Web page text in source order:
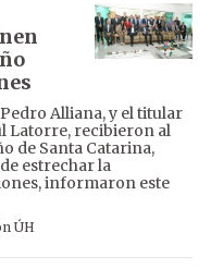
Alliana, y el titular
Latorre, recibieron al
de Santa Catarina,
estrechar la
informaron este
ÚH